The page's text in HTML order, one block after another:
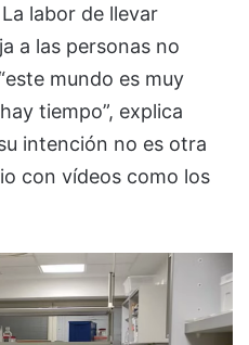
labor de llevar
a las personas no
mundo es muy
tiempo”, explica
intención no es otra
con vídeos como los